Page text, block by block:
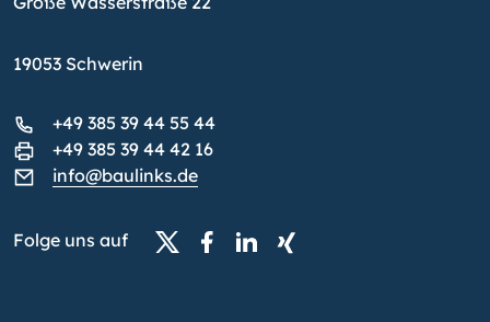
19053 Schwerin
+49 385 39 44 55 44
+49 385 39 44 42 16
info@baulinks.de
Folge uns auf